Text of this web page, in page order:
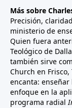
Más sobre
Precisión,
ministerio de
Quien fuera
Teológico de
también sirve
Church en
encanta: enseñar
enfoque en la
programa radial